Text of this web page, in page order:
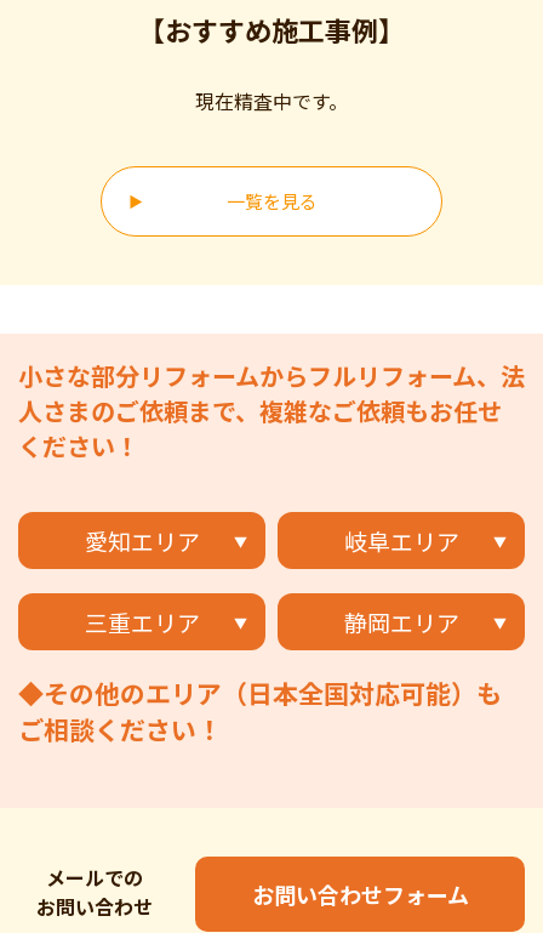
【おすすめ施工事例】
現在精査中です。
一覧を見る
小さな部分リフォームからフルリフォーム、法
人さまのご依頼まで、複雑なご依頼もお任せ
ください！
愛知エリア 岐阜エリア
三重エリア 静岡エリア
◆その他のエリア（日本全国対応可能）も
ご相談ください！
メールでの
お問い合わせ
お問い合わせフォーム